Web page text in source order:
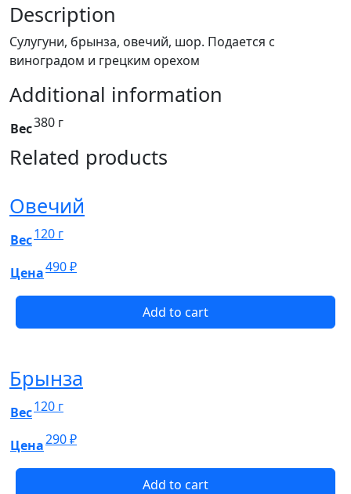
Description
Сулугуни, брынза, овечий, шор. Подается с
виноградом и грецким орехом
Additional information
Вес380 г
Related products
Овечий
Вес120 г
Цена490₽
Add to cart
Брынза
Вес120 г
Цена290₽
Add to cart